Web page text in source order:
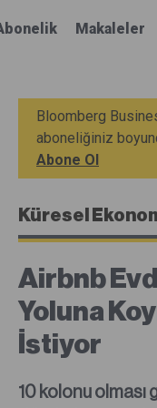
Makaleler
Bloomberg
aboneliğiniz
Abone Ol
Küresel
Airbnb
Yoluna
İstiyor
10 kolonu olması